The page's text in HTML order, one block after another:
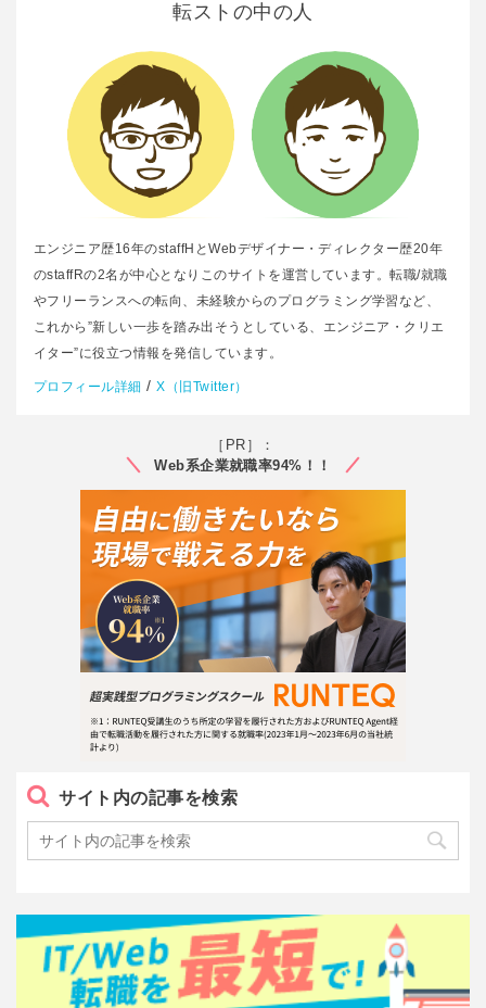
転ストの中の人
エンジニア歴16年のstaffHとWebデザイナー・ディレクター歴20年
のstaffRの2名が中心となりこのサイトを運営しています。転職/就職
やフリーランスへの転向、未経験からのプログラミング学習など、
これから”新しい一歩を踏み出そうとしている、エンジニア・クリエ
イター”に役立つ情報を発信しています。
プロフィール詳細 /X（旧Twitter）
［PR］：
Web系企業就職率94%！！
サイト内の記事を検索